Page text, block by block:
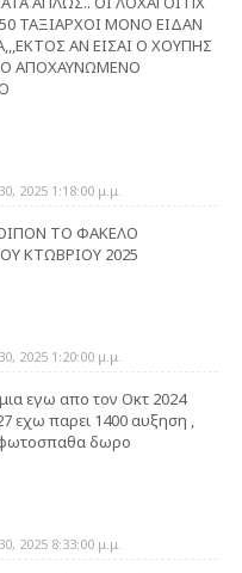
ΤΑΞΙΑΡΧΟΙ ΜΟΝΟ ΕΙΔΑΝ
ΑΝ ΕΙΣΑΙ Ο ΧΟΥΠΗΣ
ΑΠΟΧΑΥΝΩΜΕΝΟ
2025 1:18:00 μ.μ.
ΤΟ ΦΑΚΕΛΟ
ΚΤΩΒΡΙΟΥ 2025
2025 1:20:00 μ.μ.
εγω απο τον Οκτ 2024
εχω παρει 1400 αυξηση ,
δωρο
2025 8:33:00 μ.μ.